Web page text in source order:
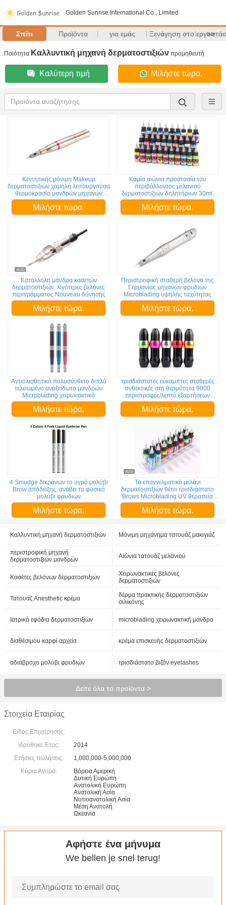
Golden Sunrise International Co., Limited
Σπίτι Προϊόντα για εμάς Ξενάγηση στο >>
Ποιότητα Καλλυντική μηχανή δερματοστιξιών προμηθευτή
Καλύτερη τιμή Μιλήστε τώρα.
Κεντητικής μόνιμη Makeup
δερματοστιξιών χαμηλή λειτουργούσα
θερμοκρασία μανδρών μηχανών
ψηφιακή
Μιλήστε τώρα.
Καμία αιώνια προστασία του
περιβάλλοντος μελανιού
δερματοστιξιών δηλητήριων 30ml/
μπουκάλι
Μιλήστε τώρα.
Κατάλληλη μάνδρα κασετών
δερματοστιξιών, λιγότερες βελόνες
περιγράμματος Nouveau δόνησης
Μιλήστε τώρα.
Περιστροφική σταθερή βελόνα της
Γερμανίας μηχανών φρυδιών
Microblading υψηλής ταχύτητας
Μιλήστε τώρα.
Αντιολισθητικό πολυσύνθετο διπλό
τελειωμένο ανοξείδωτο μανδρών
Microblading χειρωνακτικό
Μιλήστε τώρα.
τρισδιάστατες εύκαμπτες σταθερές
ανθεκτικές στη θερμότητα 9000
περιστροφές/λεπτό εξαρτήσεων
μηχανών φρυδιών περιστροφικές
Μιλήστε τώρα.
4 Smudge δικράνων το υγρό μολύβι
Brow απόδειξης, ανάβει το φυσικό
μολύβι φρυδιών
Μιλήστε τώρα.
Το επαγγελματικό μελάνι
δερματοστιξιών θέτει τρισδιάστατο
Brows Microblading UV θεραπεία
ανθεκτική στα οξέα
Μιλήστε τώρα.
Καλλυντική μηχανή δερματοστιξιών Μόνιμη μηχάνημα τατουάζ μακιγιάζ
περιστροφική μηχανή
δερματοστιξιών μανδρών
Αιώνια τατουάζ μελανιού
Κασέτες βελόνων δερματοστιξιών
Χειρωνακτικές βελόνες
δερματοστιξιών
Τατουάζ Anesthetic κρέμα
δέρμα πρακτικής δερματοστιξιών
σιλικόνης
Ιατρικά εφόδια δερματοστιξιών microblading χειρωνακτική μάνδρα
διαθέσιμου καρφί αρχεία κρέμα επισκευής δερματοστιξιών
αδιάβροχο μολύβι φρυδιών τρισδιάστατο βιζόν eyelashes
Δείτε όλα τα προϊόντα >
Στοιχεία Εταιρίας
Είδος Επιχείρησης:
Ιδρύθηκε Έτος:
2014
Ετήσιες πωλήσεις:
1,000,000-5,000,000
Κύρια Αγορά:
Βόρεια Αμερική
Δυτική Ευρώπη
Ανατολική Ευρώπη
Ανατολική Ασία
Νοτιοανατολική Ασία
Μέση Ανατολή
Ωκεανία
Αφήστε ένα μήνυμα
We bellen je snel terug!